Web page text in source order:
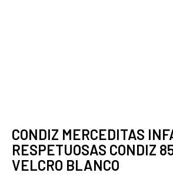
CONDIZ MERCEDITAS
RESPETUOSAS CONDIZ
VELCRO BLANCO